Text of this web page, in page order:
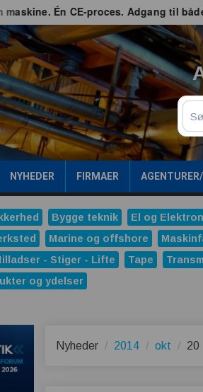
Én CE-proces. Adgang til både
Søg
NYHEDER FIRMAER
Bygge teknik El og
Marine og offshore
- Stiger - Lifte Tape
og ydelser
Nyheder 2014 okt 20